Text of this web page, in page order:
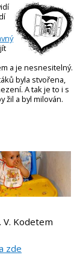
a je nesnesitelný.
byla stvořena,
A tak je to i s
žil a byl milován.
Kodetem
zde